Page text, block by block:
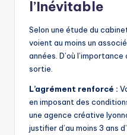
l’Inévitable
Selon une étude du
voient au moins un
années. D’où
sortie.
L’agrément renforcé :
en imposant des
une agence créative
justifier d’au moins 3 ans